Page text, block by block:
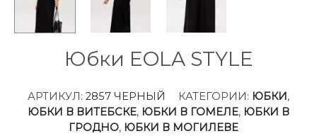
Юбки EOLA STYLE
АРТИКУЛ: 2857 ЧЕРНЫЙ КАТЕГОРИИ: ЮБКИ ,
ЮБКИ В ВИТЕБСКЕ, ЮБКИ В ГОМЕЛЕ, ЮБКИ В
ГРОДНО, ЮБКИ В МОГИЛЕВЕ